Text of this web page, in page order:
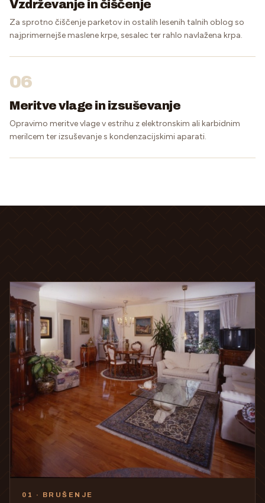
Vzdrževanje in čiščenje
Za sprotno čiščenje parketov in ostalih lesenih talnih oblog so
najprimernejše maslene krpe, sesalec ter rahlo navlažena krpa.
06
Meritve vlage in izsuševanje
Opravimo meritve vlage v estrihu z elektronskim ali karbidnim
merilcem ter izsuševanje s kondenzacijskimi aparati.
01 · BRUŠENJE